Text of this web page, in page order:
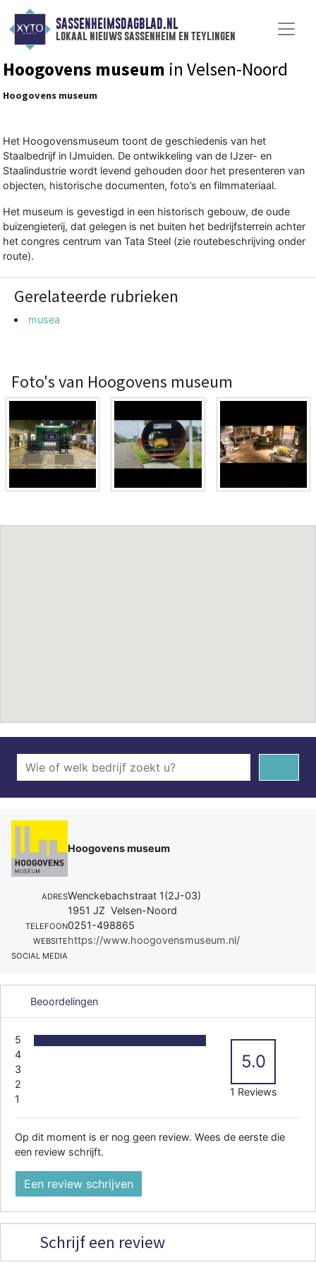
SASSENHEIMSDAGBLAD.NL
lokaal nieuws sassenheim en teylingen
Hoogovens museum in Velsen-Noord
Hoogovens museum
Het Hoogovensmuseum toont de geschiedenis van het
Staalbedrijf in IJmuiden. De ontwikkeling van de IJzer- en
Staalindustrie wordt levend gehouden door het presenteren van
objecten, historische documenten, foto’s en filmmateriaal.
Het museum is gevestigd in een historisch gebouw, de oude
buizengieterij, dat gelegen is net buiten het bedrijfsterrein achter
het congres centrum van Tata Steel (zie routebeschrijving onder
route).
Gerelateerde rubrieken
musea
Foto's van Hoogovens museum
Hoogovens museum
ADRESWenckebachstraat 1(2J-03)
1951 JZ Velsen-Noord
TELEFOON0251-498865
WEBSITEhttps://www.hoogovensmuseum.nl/
SOCIAL MEDIA
Beoordelingen
5
4
3
2
1
5.0
1 Reviews
Op dit moment is er nog geen review. Wees de eerste die
een review schrijft.
Een review schrijven
Schrijf een review